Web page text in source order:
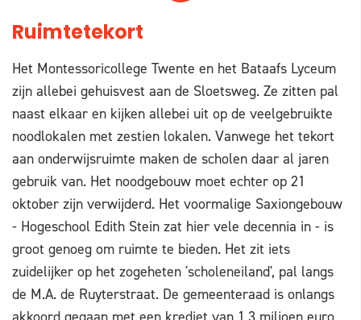
Ruimtetekort
Het Montessoricollege Twente en het Bataafs Lyceum
zijn allebei gehuisvest aan de Sloetsweg. Ze zitten pal
naast elkaar en kijken allebei uit op de veelgebruikte
noodlokalen met zestien lokalen. Vanwege het tekort
aan onderwijsruimte maken de scholen daar al jaren
gebruik van. Het noodgebouw moet echter op 21
oktober zijn verwijderd. Het voormalige Saxiongebouw
- Hogeschool Edith Stein zat hier vele decennia in - is
groot genoeg om ruimte te bieden. Het zit iets
zuidelijker op het zogeheten 'scholeneiland', pal langs
de M.A. de Ruyterstraat. De gemeenteraad is onlangs